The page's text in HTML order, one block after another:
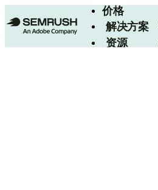
价格
解决方案
资源